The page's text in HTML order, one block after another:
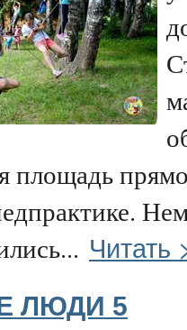
площадь
Читать
ЛЮДИ 5